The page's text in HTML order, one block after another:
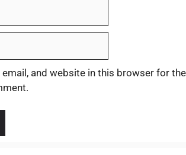
email, and website in this browser for the